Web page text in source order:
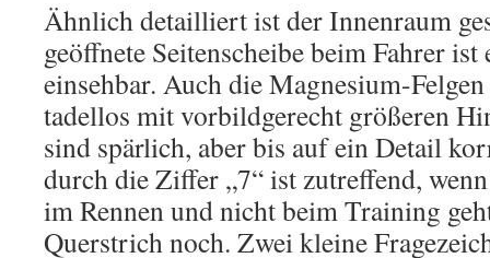
Ähnlich detailliert ist der Innenraum
geöffnete Seitenscheibe beim Fahrer
einsehbar. Auch die Magnesium-
tadellos mit vorbildgerecht größeren
sind spärlich, aber bis auf ein Detail
durch die Ziffer „7“ ist zutreffend,
im Rennen und nicht beim Training
Querstrich noch. Zwei kleine